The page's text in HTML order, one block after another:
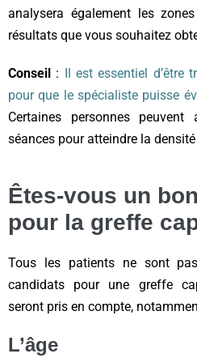
analysera également les
résultats que vous souhaitez
Conseil : Il est essentiel d’être
pour que le spécialiste puisse
Certaines personnes
séances pour atteindre la
Êtes-vous un
pour la greffe
Tous les patients ne sont
candidats pour une greffe
seront pris en compte,
L’âge